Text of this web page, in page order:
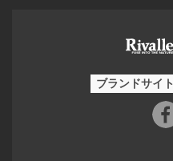
ブランドサイト